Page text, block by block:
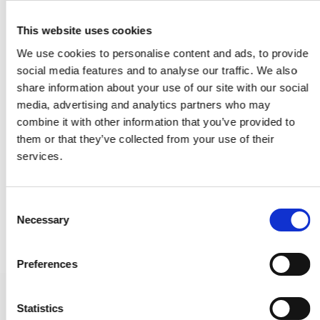
This website uses cookies
We use cookies to personalise content and ads, to provide
social media features and to analyse our traffic. We also
share information about your use of our site with our social
media, advertising and analytics partners who may
combine it with other information that you’ve provided to
them or that they’ve collected from your use of their
services.
Necessary
Preferences
Statistics
Möbelgriff - Mattschwarz - HELIX - cm 160 mm